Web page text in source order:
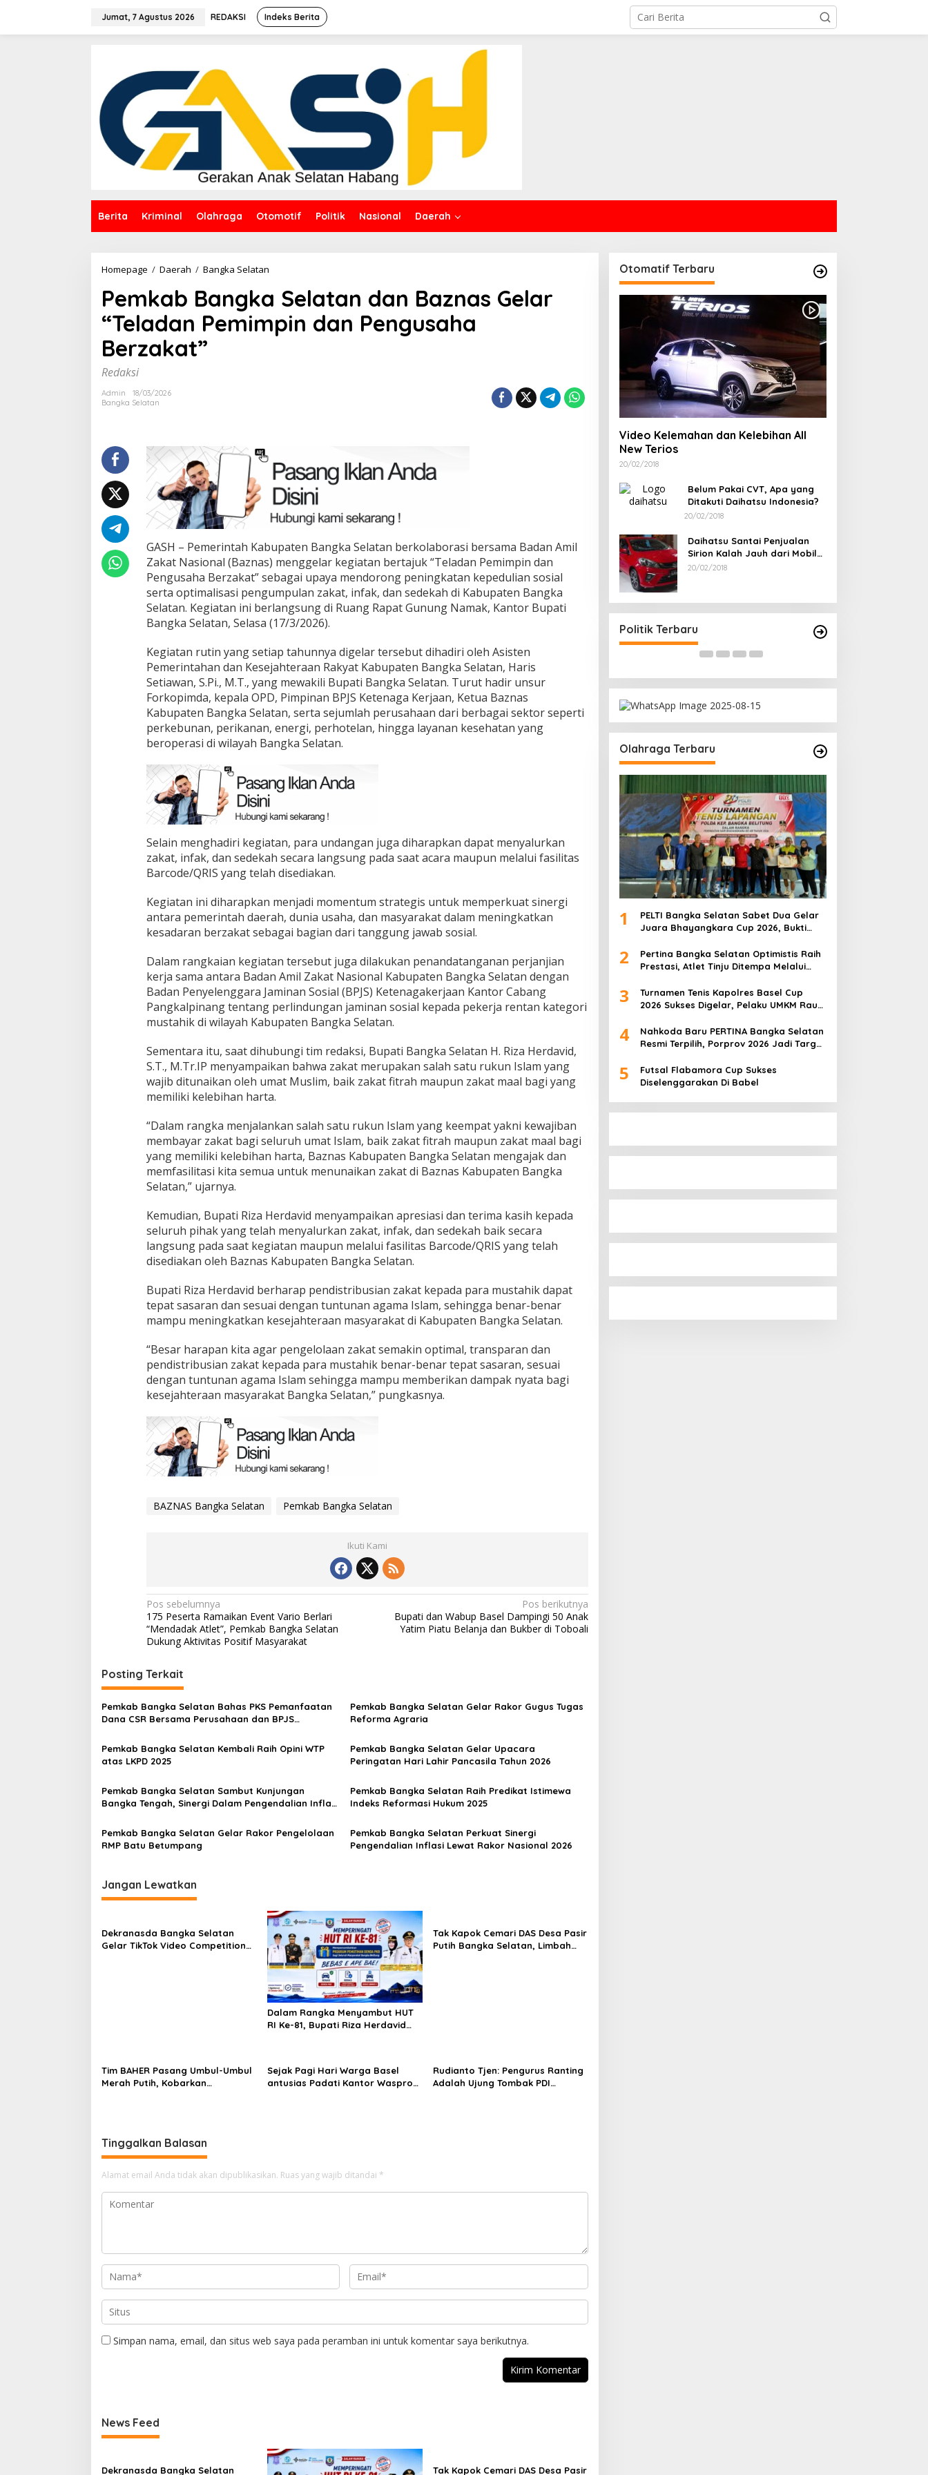
Jumat, 7 Agustus 2026 REDAKSI Indeks Berita
Berita Kriminal Olahraga Otomotif Politik Nasional Daerah
Homepage / Daerah / Bangka Selatan
Selatan
dan
Baznas
Gelar
Pemkab Bangka Selatan dan Baznas Gelar
“Teladan Pemimpin dan Pengusaha
Berzakat”
Redaksi
Admin
18/03/2026
Bangka Selatan
GASH – Pemerintah Kabupaten Bangka Selatan berkolaborasi bersama Badan Amil
Zakat Nasional (Baznas) menggelar kegiatan bertajuk “Teladan Pemimpin dan
Pengusaha Berzakat” sebagai upaya mendorong peningkatan kepedulian sosial
serta optimalisasi pengumpulan zakat, infak, dan sedekah di Kabupaten Bangka
Selatan. Kegiatan ini berlangsung di Ruang Rapat Gunung Namak, Kantor Bupati
Bangka Selatan, Selasa (17/3/2026).
Kegiatan rutin yang setiap tahunnya digelar tersebut dihadiri oleh Asisten
Pemerintahan dan Kesejahteraan Rakyat Kabupaten Bangka Selatan, Haris
Setiawan, S.Pi., M.T., yang mewakili Bupati Bangka Selatan. Turut hadir unsur
Forkopimda, kepala OPD, Pimpinan BPJS Ketenaga Kerjaan, Ketua Baznas
Kabupaten Bangka Selatan, serta sejumlah perusahaan dari berbagai sektor seperti
perkebunan, perikanan, energi, perhotelan, hingga layanan kesehatan yang
beroperasi di wilayah Bangka Selatan.
Selain menghadiri kegiatan, para undangan juga diharapkan dapat menyalurkan
zakat, infak, dan sedekah secara langsung pada saat acara maupun melalui fasilitas
Barcode/QRIS yang telah disediakan.
Kegiatan ini diharapkan menjadi momentum strategis untuk memperkuat sinergi
antara pemerintah daerah, dunia usaha, dan masyarakat dalam meningkatkan
kesadaran berzakat sebagai bagian dari tanggung jawab sosial.
Dalam rangkaian kegiatan tersebut juga dilakukan penandatanganan perjanjian
kerja sama antara Badan Amil Zakat Nasional Kabupaten Bangka Selatan dengan
Badan Penyelenggara Jaminan Sosial (BPJS) Ketenagakerjaan Kantor Cabang
Pangkalpinang tentang perlindungan jaminan sosial kepada pekerja rentan kategori
mustahik di wilayah Kabupaten Bangka Selatan.
Sementara itu, saat dihubungi tim redaksi, Bupati Bangka Selatan H. Riza Herdavid,
S.T., M.Tr.IP menyampaikan bahwa zakat merupakan salah satu rukun Islam yang
wajib ditunaikan oleh umat Muslim, baik zakat fitrah maupun zakat maal bagi yang
memiliki kelebihan harta.
“Dalam rangka menjalankan salah satu rukun Islam yang keempat yakni kewajiban
membayar zakat bagi seluruh umat Islam, baik zakat fitrah maupun zakat maal bagi
yang memiliki kelebihan harta, Baznas Kabupaten Bangka Selatan mengajak dan
memfasilitasi kita semua untuk menunaikan zakat di Baznas Kabupaten Bangka
Selatan,” ujarnya.
Kemudian, Bupati Riza Herdavid menyampaikan apresiasi dan terima kasih kepada
seluruh pihak yang telah menyalurkan zakat, infak, dan sedekah baik secara
langsung pada saat kegiatan maupun melalui fasilitas Barcode/QRIS yang telah
disediakan oleh Baznas Kabupaten Bangka Selatan.
Bupati Riza Herdavid berharap pendistribusian zakat kepada para mustahik dapat
tepat sasaran dan sesuai dengan tuntunan agama Islam, sehingga benar-benar
mampu meningkatkan kesejahteraan masyarakat di Kabupaten Bangka Selatan.
“Besar harapan kita agar pengelolaan zakat semakin optimal, transparan dan
pendistribusian zakat kepada para mustahik benar-benar tepat sasaran, sesuai
dengan tuntunan agama Islam sehingga mampu memberikan dampak nyata bagi
kesejahteraan masyarakat Bangka Selatan,” pungkasnya.
BAZNAS Bangka Selatan Pemkab Bangka Selatan
Ikuti Kami
Navigasi
pos
Pos sebelumnya
175 Peserta Ramaikan Event Vario Berlari
“Mendadak Atlet”, Pemkab Bangka Selatan
Dukung Aktivitas Positif Masyarakat
Pos berikutnya
Bupati dan Wabup Basel Dampingi 50 Anak
Yatim Piatu Belanja dan Bukber di Toboali
Posting Terkait
Pemkab Bangka Selatan Bahas PKS Pemanfaatan
Dana CSR Bersama Perusahaan dan BPJS
Pemkab Bangka Selatan Gelar Rakor Gugus Tugas
Reforma Agraria
Pemkab Bangka Selatan Kembali Raih Opini WTP
atas LKPD 2025
Pemkab Bangka Selatan Gelar Upacara
Peringatan Hari Lahir Pancasila Tahun 2026
Pemkab Bangka Selatan Sambut Kunjungan
Bangka Tengah, Sinergi Dalam Pengendalian Inflasi
Pemkab Bangka Selatan Raih Predikat Istimewa
Indeks Reformasi Hukum 2025
Pemkab Bangka Selatan Gelar Rakor Pengelolaan
RMP Batu Betumpang
Pemkab Bangka Selatan Perkuat Sinergi
Pengendalian Inflasi Lewat Rakor Nasional 2026
Jangan Lewatkan
Dekranasda Bangka Selatan
Gelar TikTok Video Competition
Dalam Rangka Menyambut HUT
RI Ke-81, Bupati Riza Herdavid
Tak Kapok Cemari DAS Desa Pasir
Putih Bangka Selatan, Limbah
Tim BAHER Pasang Umbul-Umbul
Merah Putih, Kobarkan
Sejak Pagi Hari Warga Basel
antusias Padati Kantor Wasprod,
Rudianto Tjen: Pengurus Ranting
Adalah Ujung Tombak PDI
Tinggalkan Balasan
Alamat email Anda tidak akan dipublikasikan. Ruas yang wajib ditandai *
Simpan nama, email, dan situs web saya pada peramban ini untuk komentar saya berikutnya.
News Feed
Dekranasda Bangka Selatan Tak Kapok Cemari DAS Desa Pasir
Otomatif Terbaru
Video Kelemahan dan Kelebihan All
New Terios
20/02/2018
Belum Pakai CVT, Apa yang
Ditakuti Daihatsu Indonesia?
20/02/2018
Daihatsu Santai Penjualan
Sirion Kalah Jauh dari Mobil
LCGC
20/02/2018
Politik Terbaru
Terpilih di Musda VI, Rina Tarol
Bawa Misi Besar Bangkitkan
Toboali partai PDI Perjuangan
Bagikan Takjil
Di Bangka Selatan, Politik
Struktur Partai
Olahraga Terbaru
1
PELTI Bangka Selatan Sabet Dua Gelar
Juara Bhayangkara Cup 2026, Bukti
2
Pertina Bangka Selatan Optimistis Raih
Prestasi, Atlet Tinju Ditempa Melalui
3
Turnamen Tenis Kapolres Basel Cup
2026 Sukses Digelar, Pelaku UMKM Raup
4
Nahkoda Baru PERTINA Bangka Selatan
Resmi Terpilih, Porprov 2026 Jadi Target
5
Futsal Flabamora Cup Sukses
Diselenggarakan Di Babel